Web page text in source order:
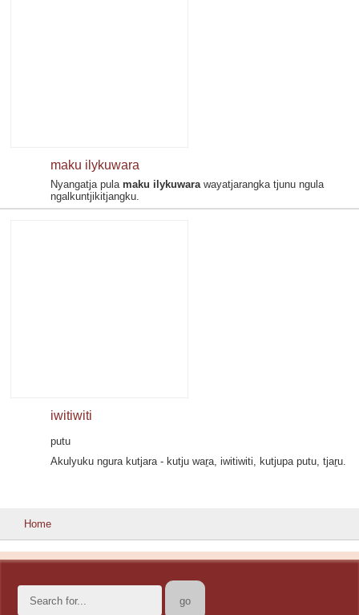
maku ilykuwara
Nyangatja pula maku ilykuwarawayatjarangka tjunu ngula
ngalkuntjikitjangku.
iwitiwiti
putu
Akulyuku ngura kutjara - kutju waṟa, iwitiwiti, kutjupa putu, tjaṟu.
Home